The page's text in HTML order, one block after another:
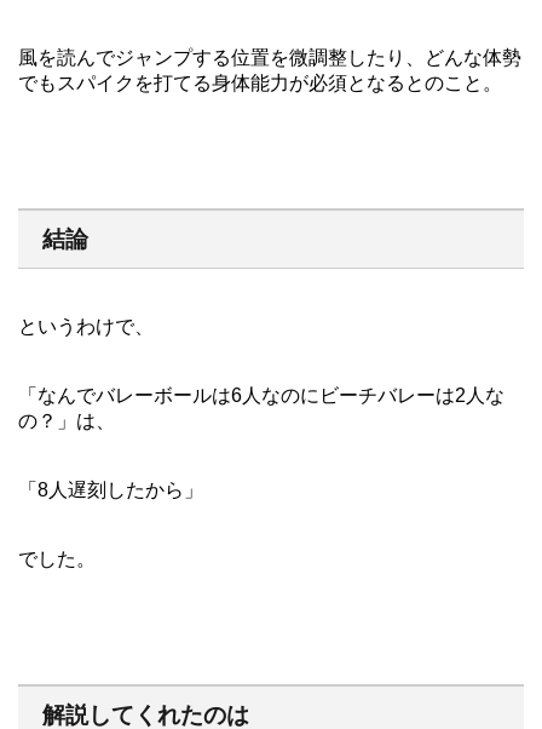
風を読んでジャンプする位置を微調整したり、どんな体勢
でもスパイクを打てる身体能力が必須となるとのこと。
結論
というわけで、
「なんでバレーボールは6人なのにビーチバレーは2人な
の？」は、
「8人遅刻したから」
でした。
解説してくれたのは